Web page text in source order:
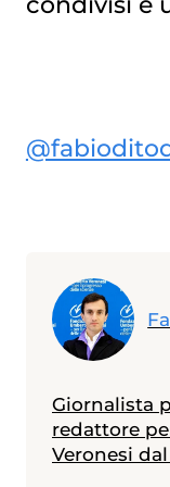
Giornalista
redattore
Veronesi dal